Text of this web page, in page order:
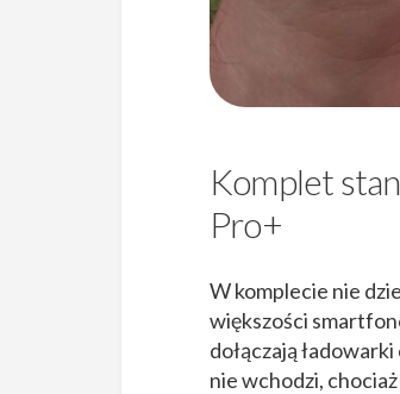
Komplet
Pro+
W komplecie nie
większości
dołączają
nie wchodzi,